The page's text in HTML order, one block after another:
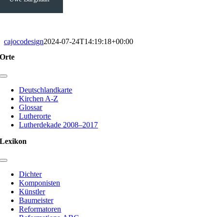
cajocodesign2024-07-24T14:19:18+00:00
Orte
Toggle
NavigationDeutschlandkarte
Kirchen A-Z
Glossar
Lutherorte
Lutherdekade 2008–2017
Lexikon
Toggle
Navigation
Dichter
Komponisten
Künstler
Baumeister
Reformatoren